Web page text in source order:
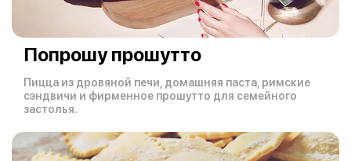
Попрошу прошутто
Пицца из дровяной печи, домашняя паста, римские
сэндвичи и фирменное прошутто для семейного
застолья.